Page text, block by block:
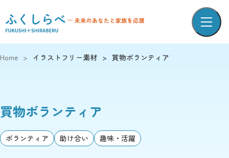
Home > イラストフリー素材 > 買物ボランティア
買物ボランティア
ボランティア 助け合い 趣味・活躍